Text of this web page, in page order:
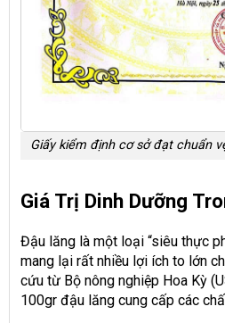
Giấy kiểm định cơ sở đạt chuẩn
Giá Trị Dinh Dưỡng
Đậu lăng là một loại “siêu thực
mang lại rất nhiều lợi ích to lớn
cứu từ Bộ nông nghiệp Hoa Kỳ
100gr đậu lăng cung cấp các